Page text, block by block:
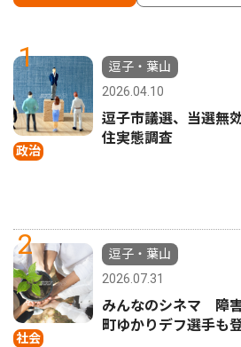
1
政治
逗子・葉山
2026.04.10
逗子市議選、当選無
住実態調査
2
社会
逗子・葉山
2026.07.31
みんなのシネマ 障
町ゆかりデフ選手も